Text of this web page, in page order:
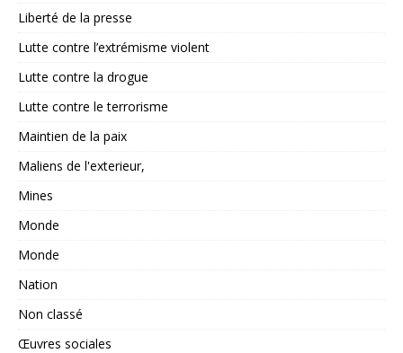
Liberté de la presse
Lutte contre l’extrémisme violent
Lutte contre la drogue
Lutte contre le terrorisme
Maintien de la paix
Maliens de l'exterieur,
Mines
Monde
Monde
Nation
Non classé
Œuvres sociales